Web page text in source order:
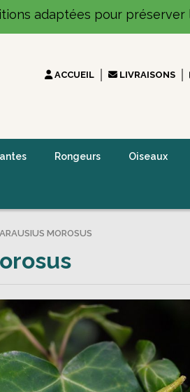
adaptées pour préserver
ACCUEIL LIVRAISONS
Rongeurs Oiseaux
MOROSUS